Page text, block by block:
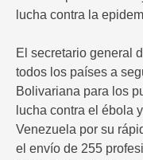
lucha contra la
El secretario general
todos los países a
Bolivariana para los
lucha contra el ébola
Venezuela por su
el envío de 255